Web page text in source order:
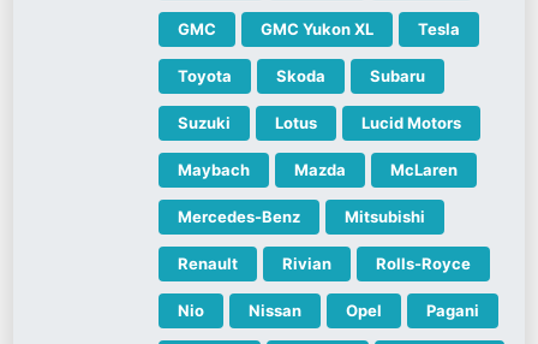
GMC GMC Yukon XL Tesla
Toyota Skoda Subaru
Suzuki Lotus Lucid Motors
Maybach Mazda McLaren
Mercedes-Benz Mitsubishi
Renault Rivian Rolls-Royce
Nio Nissan Opel Pagani